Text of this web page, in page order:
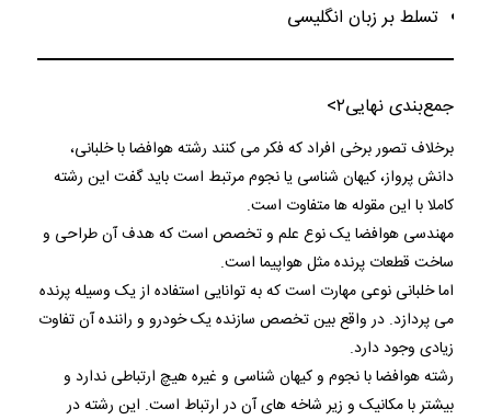
تسلط بر زبان انگلیسی
جمع‌بندی نهایی۲>
برخلاف تصور برخی افراد که فکر می کنند رشته هوافضا با خلبانی،
دانش پرواز، کیهان شناسی یا نجوم مرتبط است باید گفت این رشته
کاملا با این مقوله ها متفاوت است.
مهندسی هوافضا یک نوع علم و تخصص است که هدف آن طراحی و
ساخت قطعات پرنده مثل هواپیما است.
اما خلبانی نوعی مهارت است که به توانایی استفاده از یک وسیله پرنده
می پردازد. در واقع بین تخصص سازنده یک خودرو و راننده آن تفاوت
زیادی وجود دارد.
رشته هوافضا با نجوم و کیهان شناسی و غیره هیچ ارتباطی ندارد و
بیشتر با مکانیک و زیر شاخه های آن در ارتباط است. این رشته در